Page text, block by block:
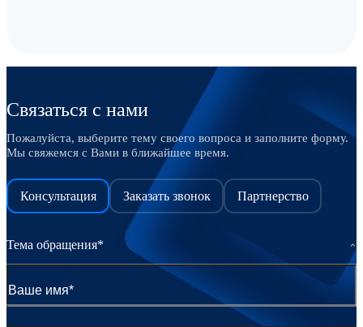
Связаться с нами
Пожалуйста, выберите тему своего вопроса и заполните форму.
Мы свяжемся с Вами в ближайшее время.
Консультация Заказать звонок Партнерство
Тема обращения*